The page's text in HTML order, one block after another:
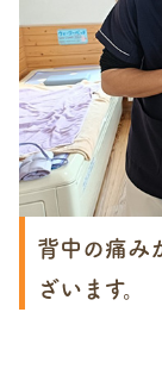
背中の痛み
ざいます。